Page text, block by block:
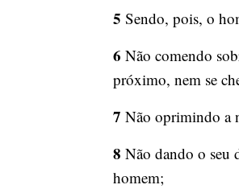
5 Sendo, pois, o
6 Não comendo
próximo, nem se
7 Não oprimindo a
8 Não dando o seu
homem;